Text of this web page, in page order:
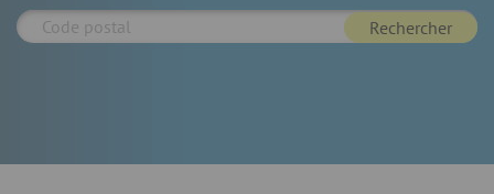
Rechercher